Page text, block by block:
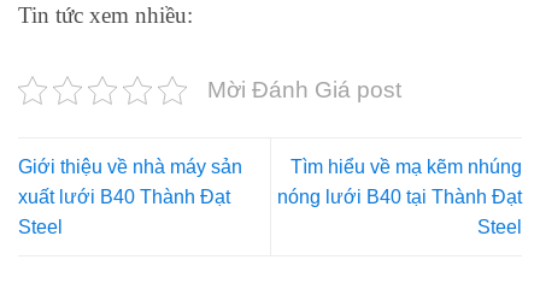
Tin tức xem nhiều:
Mời Đánh Giá post
Giới thiệu về nhà máy sản
xuất lưới B40 Thành Đạt
Steel
Tìm hiểu về mạ kẽm nhúng
nóng lưới B40 tại Thành Đạt
Steel